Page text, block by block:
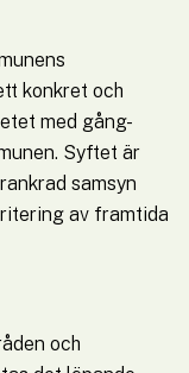
konkret och
med gång-
Syftet är
samsyn
av framtida
och